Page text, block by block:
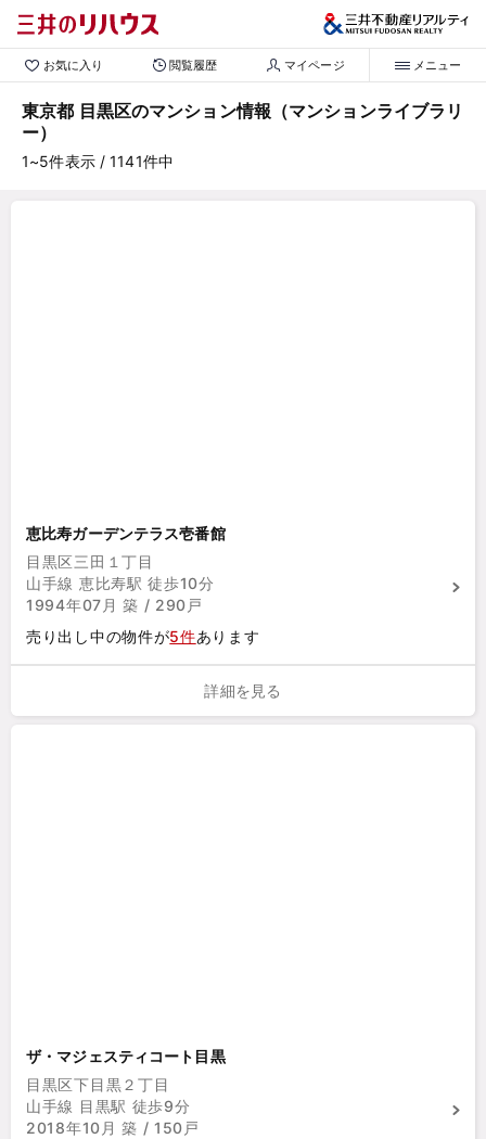
お気に入り 閲覧履歴 マイページ メニュー
東京都 目黒区のマンション情報（マンションライブラリ
ー）
1~5件表示/ 1141件中
恵比寿ガーデンテラス壱番館
目黒区三田１丁目
山手線 恵比寿駅 徒歩10分
1994年07月 築 / 290戸
売り出し中の物件が5件あります
詳細を見る
ザ・マジェスティコート目黒
目黒区下目黒２丁目
山手線 目黒駅 徒歩9分
2018年10月 築 / 150戸